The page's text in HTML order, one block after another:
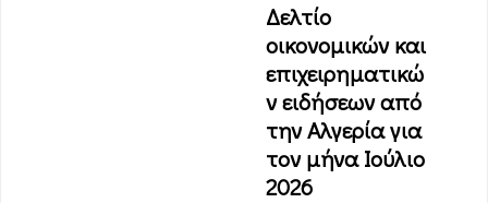
Δελτίο
οικονομικών και
επιχειρηματικώ
ν ειδήσεων από
την Αλγερία για
τον μήνα Ιούλιο
2026